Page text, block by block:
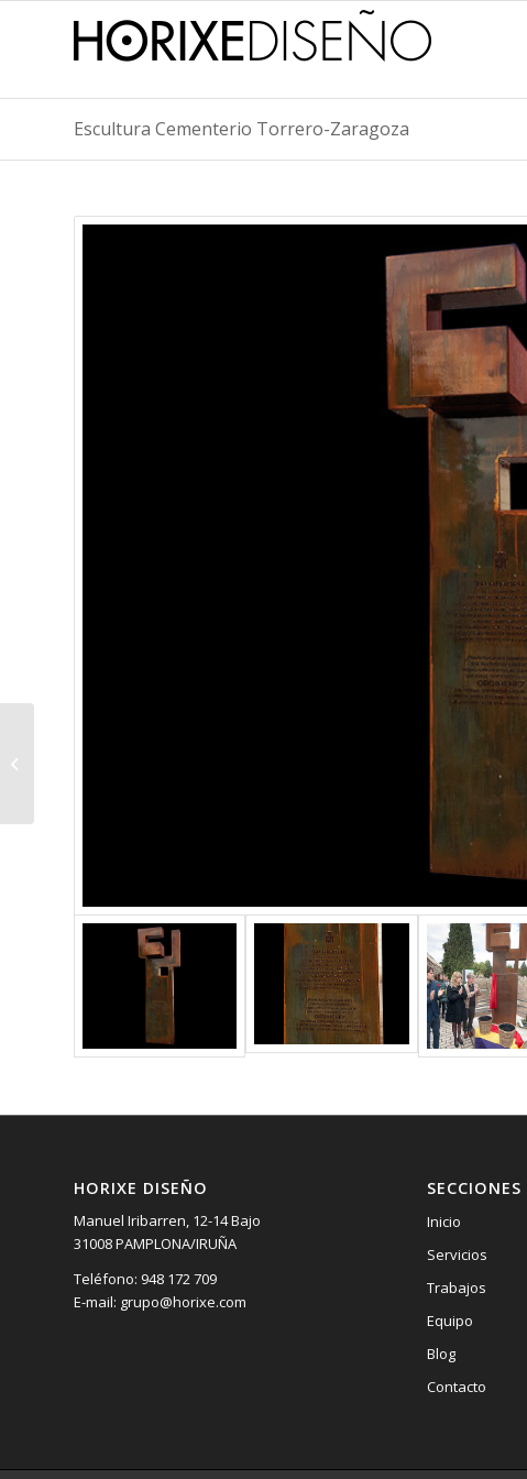
Escultura Cementerio Torrero-Zaragoza
HORIXE DISEÑO
Manuel Iribarren, 12-14 Bajo
31008 PAMPLONA/IRUÑA
Teléfono: 948 172 709
E-mail: grupo@horixe.com
SECCIONES
Inicio
Servicios
Trabajos
Equipo
Blog
Contacto